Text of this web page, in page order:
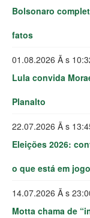
Bolsonaro
fatos
01.08.2026 Ã s
Lula convida
Planalto
22.07.2026 Ã s
Eleições 2026:
o que está em jogo
14.07.2026 Ã s
Motta chama de